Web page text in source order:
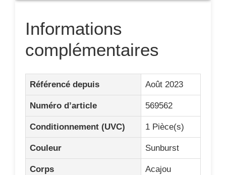
Informations
complémentaires
Référencé depuis Août 2023
Numéro d’article 569562
Conditionnement (UVC) 1 Pièce(s)
Couleur Sunburst
Corps Acajou